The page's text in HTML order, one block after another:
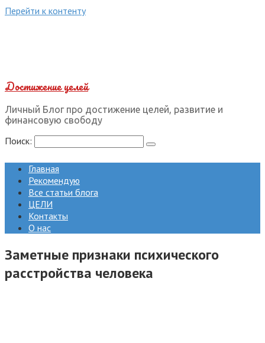
Перейти к контенту
Достижение целей
Личный Блог про достижение целей, развитие и
финансовую свободу
Поиск:
Главная
Рекомендую
Все статьи блога
ЦЕЛИ
Контакты
О нас
Заметные признаки психического
расстройства человека